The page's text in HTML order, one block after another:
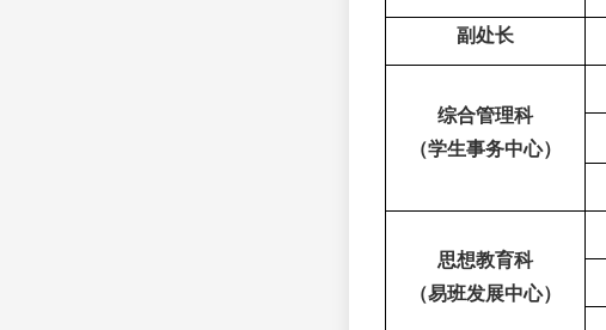
副处长
综合管理科
（学生事务中心）
思想教育科
（易班发展中心）